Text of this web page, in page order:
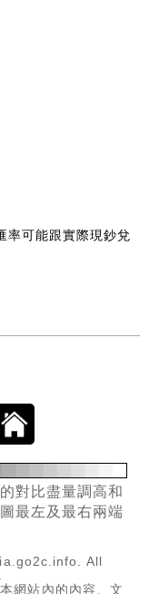
率可能跟實際現鈔兌
對比盡量調高和
最左及最右兩端
All
網站內的內容、文